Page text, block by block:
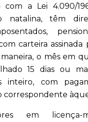
com a Lei 4.090/
natalina, têm
carteira assinada
maneira, o mês em
15 dias ou
inteiro, com
correspondente
em licença-